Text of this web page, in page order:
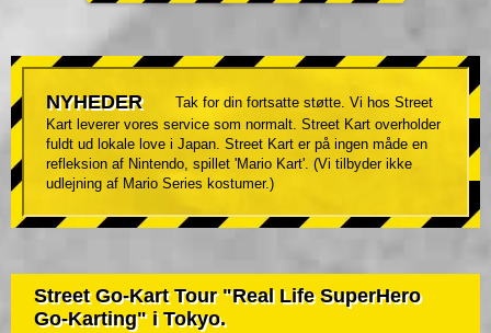
NYHEDER
Tak for din fortsatte støtte. Vi hos Street
Kart leverer vores service som normalt. Street Kart overholder
fuldt ud lokale love i Japan. Street Kart er på ingen måde en
refleksion af Nintendo, spillet 'Mario Kart'. (Vi tilbyder ikke
udlejning af Mario Series kostumer.)
Street Go-Kart Tour "Real Life SuperHero
Go-Karting" i Tokyo.